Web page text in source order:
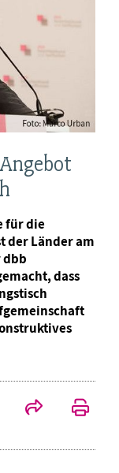
für die
der Länder am
dbb
dass